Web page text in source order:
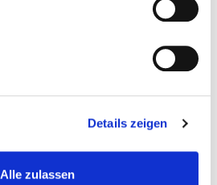
Details zeigen
Alle zulassen